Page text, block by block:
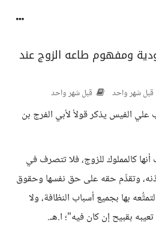
ومفهوم طاعه الزوج عند
قبل شهر واحد قبل شهر واحد
الفيس يذكر قولأ لأبي الفرج بن
كالمملوك للزوج، فلا تتصرف في
وتقدِّم حقه على حق نفسها وحقوق
بها بجميع أسباب النظافة، ولا
بقبيح إن كان فيه"؛ ا.هـ.